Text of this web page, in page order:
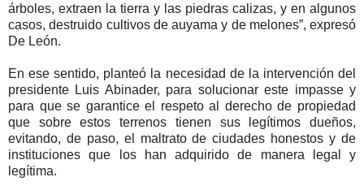
árboles, extraen la tierra y las piedras calizas, y en algunos
casos, destruido cultivos de auyama y de melones”, expresó
De León.
En ese sentido, planteó la necesidad de la intervención del
presidente Luis Abinader, para solucionar este impasse y
para que se garantice el respeto al derecho de propiedad
que sobre estos terrenos tienen sus legítimos dueños,
evitando, de paso, el maltrato de ciudades honestos y de
instituciones que los han adquirido de manera legal y
legítima.